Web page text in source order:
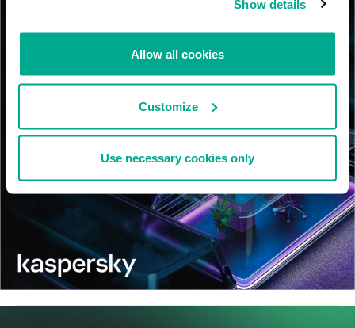
Show details
Allow all cookies
Customize
Use necessary cookies only